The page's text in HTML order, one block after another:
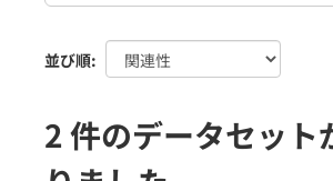
並び順
2 件のデータセット